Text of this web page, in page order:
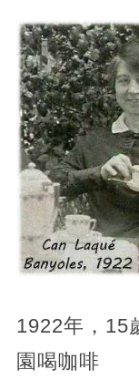
1922年，15
園喝咖啡